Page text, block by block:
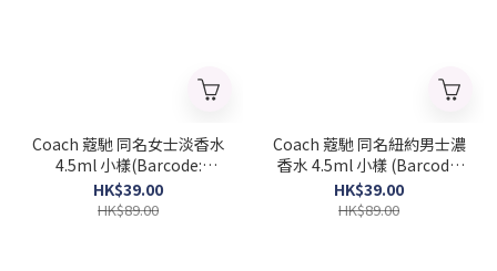
Coach 蔻馳 同名女士淡香水
4.5ml 小樣(Barcode:
3386460082303)
HK$39.00
HK$89.00
Coach 蔻馳 同名紐約男士濃
香水 4.5ml 小樣 (Barcode:
3386460160506)
HK$39.00
HK$89.00